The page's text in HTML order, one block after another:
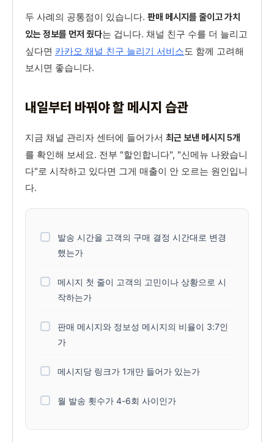
두 사례의 공통점이 있습니다. 판매 메시지를 줄이고 가치
있는 정보를 먼저 줬다는 겁니다. 채널 친구 수를 더 늘리고
싶다면 카카오 채널 친구 늘리기 서비스도 함께 고려해
보시면 좋습니다.
내일부터 바꿔야 할 메시지 습관
지금 채널 관리자 센터에 들어가서 최근 보낸 메시지 5개
를 확인해 보세요. 전부 "할인합니다", "신메뉴 나왔습니
다"로 시작하고 있다면 그게 매출이 안 오르는 원인입니
다.
발송 시간을 고객의 구매 결정 시간대로 변경
했는가
메시지 첫 줄이 고객의 고민이나 상황으로 시
작하는가
판매 메시지와 정보성 메시지의 비율이 3:7인
가
메시지당 링크가 1개만 들어가 있는가
월 발송 횟수가 4-6회 사이인가